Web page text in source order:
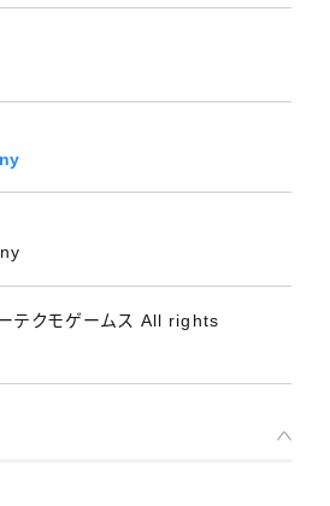
テクモゲームス All rights